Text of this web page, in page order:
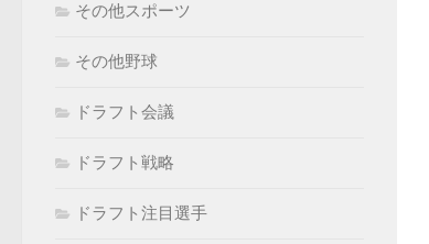
その他スポーツ
その他野球
ドラフト会議
ドラフト戦略
ドラフト注目選手